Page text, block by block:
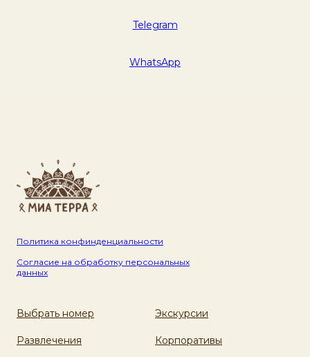
Telegram
WhatsApp
Политика конфинденциальности
Согласие на обработку персональных
данных
Выбрать номер
Развлечения
Экскурсии
Корпоративы